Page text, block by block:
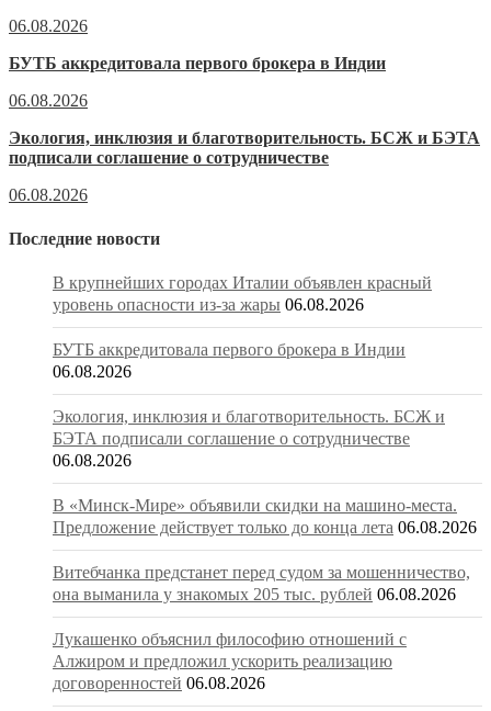
06.08.2026
БУТБ аккредитовала первого брокера в Индии
06.08.2026
Экология, инклюзия и благотворительность. БСЖ и БЭТА
подписали соглашение о сотрудничестве
06.08.2026
Последние новости
В крупнейших городах Италии объявлен красный
уровень опасности из-за жары 06.08.2026
БУТБ аккредитовала первого брокера в Индии
06.08.2026
Экология, инклюзия и благотворительность. БСЖ и
БЭТА подписали соглашение о сотрудничестве
06.08.2026
В «Минск-Мире» объявили скидки на машино-места.
Предложение действует только до конца лета 06.08.2026
Витебчанка предстанет перед судом за мошенничество,
она выманила у знакомых 205 тыс. рублей 06.08.2026
Лукашенко объяснил философию отношений с
Алжиром и предложил ускорить реализацию
договоренностей 06.08.2026